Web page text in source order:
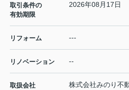
取引条件の
有効期限
2026年08月17日
リフォーム ---
リノベーション --
取扱会社
株式会社みのり不